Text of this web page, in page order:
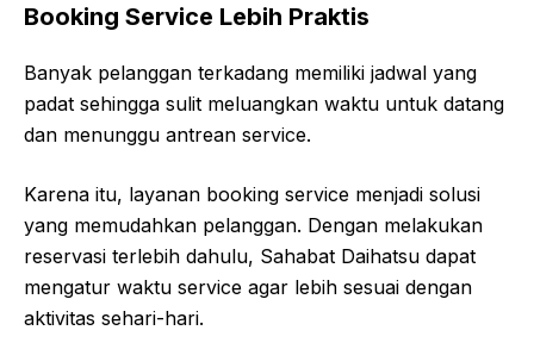
Booking Service Lebih Praktis
Banyak pelanggan terkadang memiliki jadwal yang
padat sehingga sulit meluangkan waktu untuk datang
dan menunggu antrean service.
Karena itu, layanan booking service menjadi solusi
yang memudahkan pelanggan. Dengan melakukan
reservasi terlebih dahulu, Sahabat Daihatsu dapat
mengatur waktu service agar lebih sesuai dengan
aktivitas sehari-hari.